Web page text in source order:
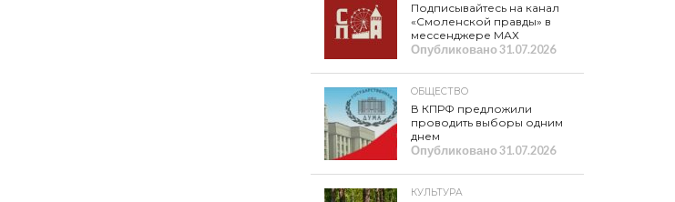
Подписывайтесь на канал
«Смоленской правды» в
мессенджере МАХ
Опубликовано31.07.2026
ОБЩЕСТВО
В КПРФ предложили
проводить выборы одним
днем
Опубликовано31.07.2026
КУЛЬТУРА